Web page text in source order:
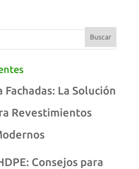
La Solución
Revestimientos
Consejos para